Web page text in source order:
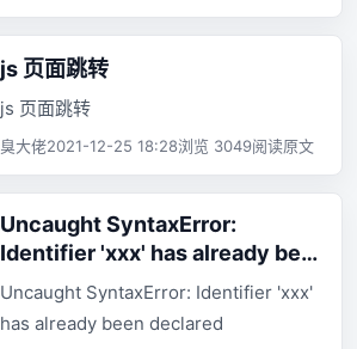
js 页面跳转
js 页面跳转
臭大佬2021-12-25 18:28浏览 3049阅读原文
Uncaught SyntaxError:
Identifier 'xxx' has already been
declared
Uncaught SyntaxError: Identifier 'xxx'
has already been declared